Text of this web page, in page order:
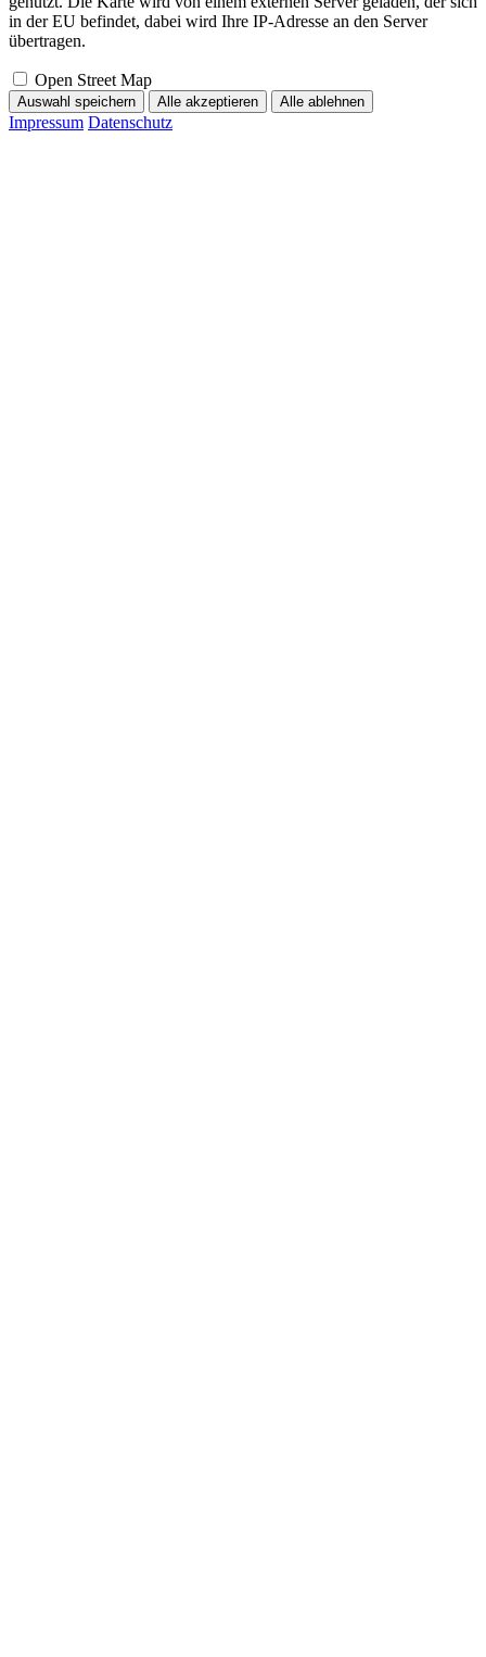
in der EU befindet, dabei wird Ihre IP-Adresse an den Server
übertragen.
Open Street Map
Auswahl speichern Alle akzeptieren Alle ablehnen
Impressum Datenschutz